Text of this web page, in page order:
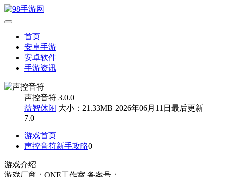
首页
安卓手游
安卓软件
手游资讯
声控音符 3.0.0
益智休闲 大小：21.33MB 2026年06月11日最后更新
7.0
游戏首页
声控音符新手攻略0
游戏介绍
游戏厂商：ONE工作室 备案号：